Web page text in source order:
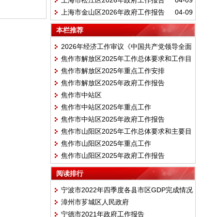
04-09
上海市金山区2026年政府工作报告
本栏推荐
2026年经济工作审议《中国共产党领导全面
依法治国工作条例》
焦作市解放区2025年工作总体要求和工作目
标
焦作市解放区2025年重点工作安排
焦作市解放区2025年政府工作报告
焦作市中站区
焦作市中站区2025年重点工作
焦作市中站区2025年政府工作报告
焦作市山阳区2025年工作总体要求和主要目
标
焦作市山阳区2025年重点工作
焦作市山阳区2025年政府工作报告
阅读排行
宁波市2022年四季度各县市区GDP完成情况
漳州市芗城区人民政府
宁德市2021年政府工作报告